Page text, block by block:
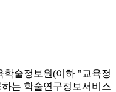
학술정보원(이하 "교육정
는 학술연구정보서비스